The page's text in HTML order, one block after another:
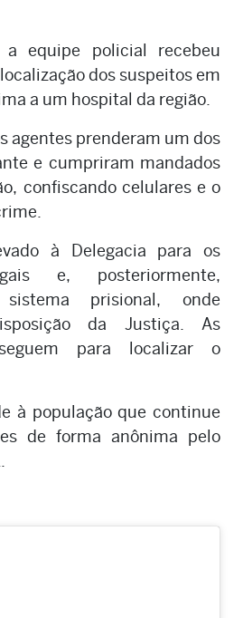
equipe policial recebeu
dos suspeitos em
a um hospital da região.
agentes prenderam um dos
e cumpriram mandados
confiscando celulares e o
à Delegacia para os
e, posteriormente,
prisional, onde
da Justiça. As
para localizar o
à população que continue
de forma anônima pelo